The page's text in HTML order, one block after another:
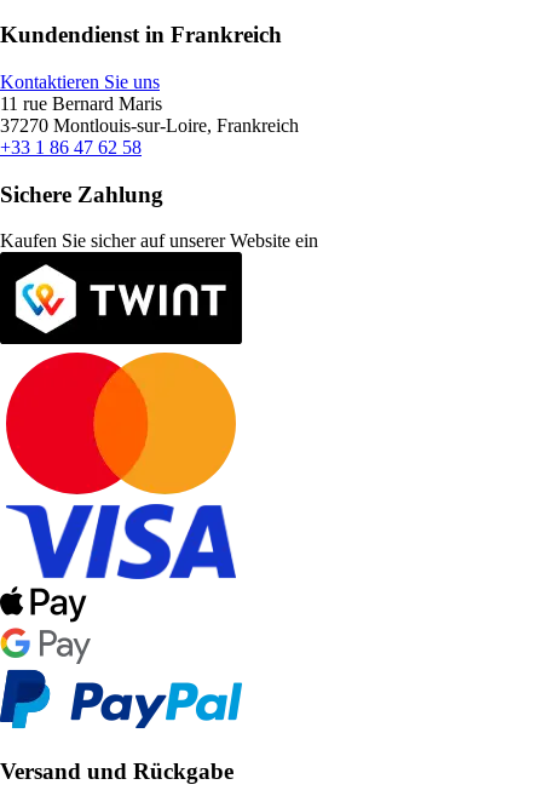
Kundendienst in Frankreich
Kontaktieren Sie uns
11 rue Bernard Maris
37270 Montlouis-sur-Loire, Frankreich
+33 1 86 47 62 58
Sichere Zahlung
Kaufen Sie sicher auf unserer Website ein
Versand und Rückgabe